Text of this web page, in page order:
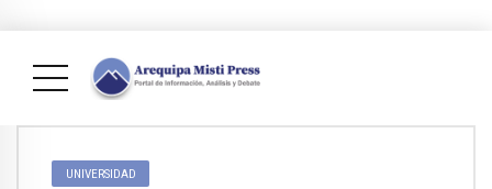
UNIVERSIDAD